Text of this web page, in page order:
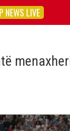
NEWS LIVE